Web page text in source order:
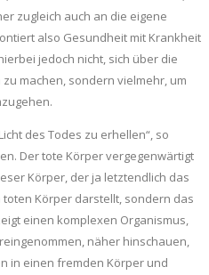
zugleich auch an die eigene
also Gesundheit mit Krankheit
jedoch nicht, sich über die
machen, sondern vielmehr, um
des Todes zu erhellen“, so
Der tote Körper vergegenwärtigt
Körper, der ja letztendlich das
Körper darstellt, sondern das
einen komplexen Organismus,
näher hinschauen,
in einen fremden Körper und